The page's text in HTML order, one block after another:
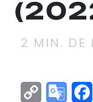
2 MIN. DE
Copy